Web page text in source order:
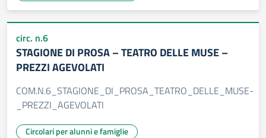
circ. n.6
STAGIONE DI PROSA – TEATRO DELLE MUSE –
PREZZI AGEVOLATI
COM.N.6_STAGIONE_DI_PROSA_TEATRO_DELLE_MUSE-
_PREZZI_AGEVOLATI
Circolari per alunni e famiglie